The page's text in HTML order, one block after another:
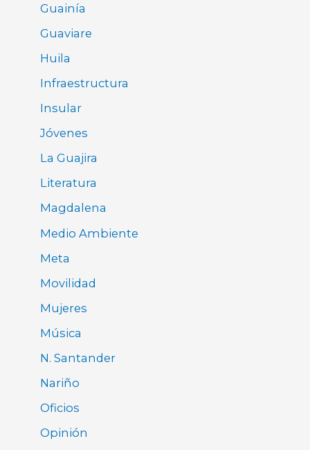
Guainía
Guaviare
Huila
Infraestructura
Insular
Jóvenes
La Guajira
Literatura
Magdalena
Medio Ambiente
Meta
Movilidad
Mujeres
Música
N. Santander
Nariño
Oficios
Opinión